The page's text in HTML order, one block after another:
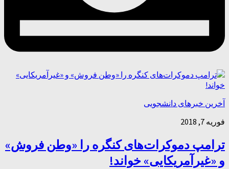
آخرین خبرهای دانشجویی
فوریه 7, 2018
ترامپ دموکرات‌های کنگره را «وطن فروش»
و «غیرآمریکایی» خواند!